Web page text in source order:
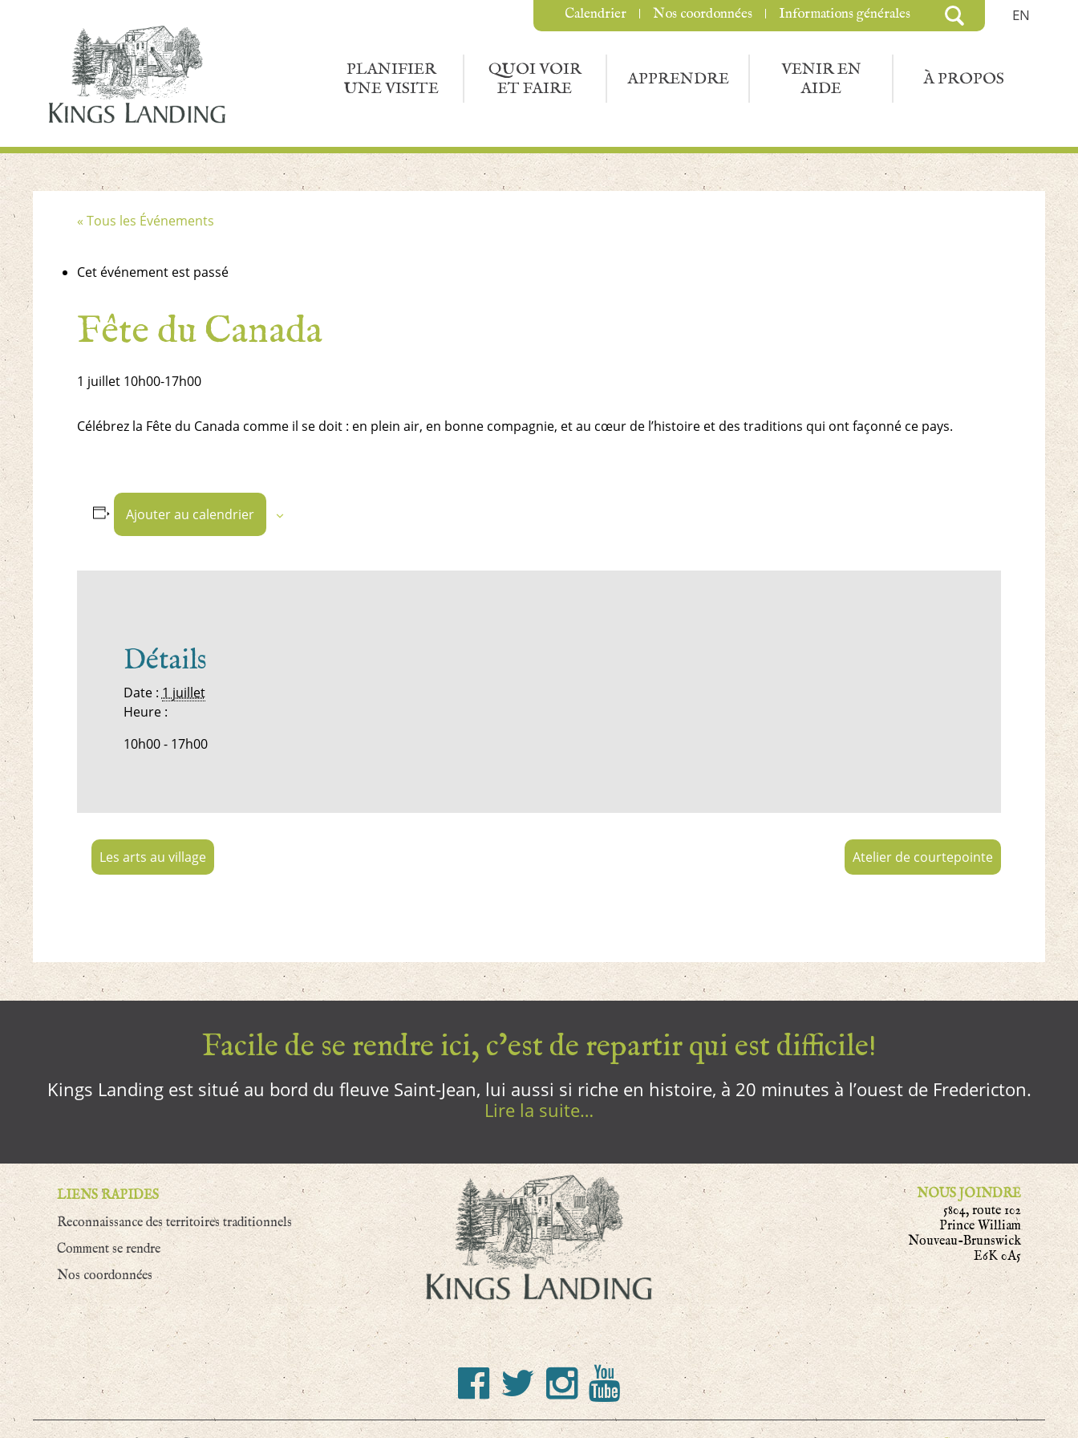
EN
PLANIFIER
UNE VISITE
QUOI VOIR
ET FAIRE
APPRENDRE
VENIR EN
AIDE
À PROPOS
Calendrier Nos coordonnées Informations générales
« Tous les Événements
Cet événement est passé
Fête du Canada
1 juillet 10h00-17h00
Célébrez la Fête du Canada comme il se doit : en plein air, en bonne compagnie, et au cœur de l’histoire et des traditions qui ont façonné ce pays.
Ajouter au calendrier
Détails
Date : 1 juillet
Heure :
10h00 - 17h00
Les arts au village Atelier de courtepointe
Facile de se rendre ici, c’est de repartir qui est difficile!
Kings Landing est situé au bord du fleuve Saint-Jean, lui aussi si riche en histoire, à 20 minutes à l’ouest de Fredericton.
Lire la suite…
LIENS RAPIDES
Reconnaissance des territoires traditionnels
Comment se rendre
Nos coordonnées
NOUS JOINDRE
5804, route 102
Prince William
Nouveau-Brunswick
E6K 0A5